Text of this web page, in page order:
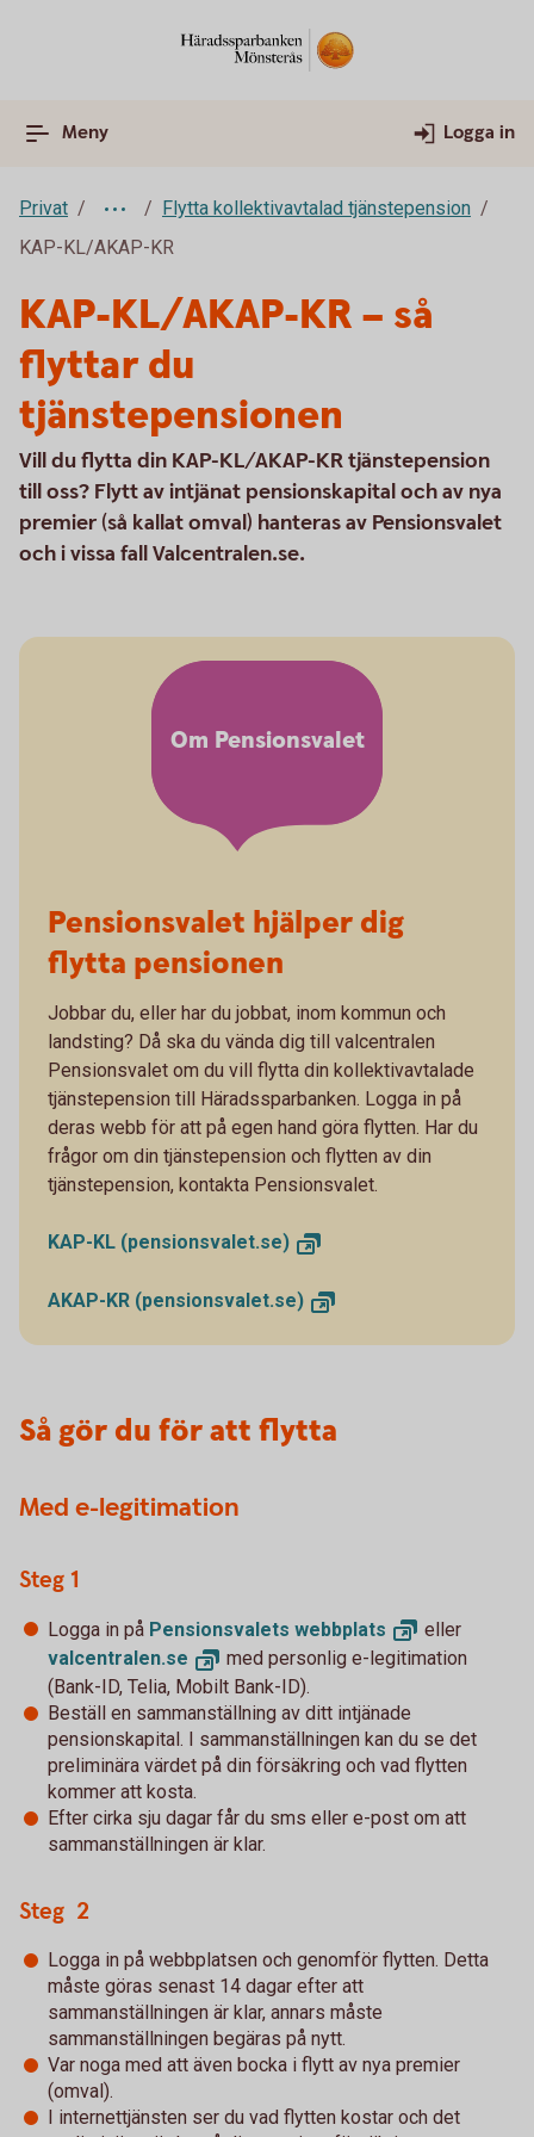
Meny Logga in
Privat
Flytta kollektivavtalad tjänstepension
KAP-KL/AKAP-KR
KAP-KL/AKAP-KR – så
flyttar du
tjänstepensionen
Vill du flytta din KAP-KL/AKAP-KR tjänstepension
till oss? Flytt av intjänat pensionskapital och av nya
premier (så kallat omval) hanteras av Pensionsvalet
och i vissa fall Valcentralen.se.
Om Pensionsvalet
Pensionsvalet hjälper dig
flytta pensionen
Jobbar du, eller har du jobbat, inom kommun och
landsting? Då ska du vända dig till valcentralen
Pensionsvalet om du vill flytta din kollektivavtalade
tjänstepension till Häradssparbanken. Logga in på
deras webb för att på egen hand göra flytten. Har du
frågor om din tjänstepension och flytten av din
tjänstepension, kontakta Pensionsvalet.
KAP-KL (pensionsvalet.se)
AKAP-KR (pensionsvalet.se)
Så gör du för att flytta
Med e-legitimation
Steg 1
Logga in på Pensionsvalets webbplats
eller
valcentralen.se
med personlig e-legitimation
(Bank-ID, Telia, Mobilt Bank-ID).
Beställ en sammanställning av ditt intjänade
pensionskapital. I sammanställningen kan du se det
preliminära värdet på din försäkring och vad flytten
kommer att kosta.
Efter cirka sju dagar får du sms eller e-post om att
sammanställningen är klar.
Steg 2
Logga in på webbplatsen och genomför flytten. Detta
måste göras senast 14 dagar efter att
sammanställningen är klar, annars måste
sammanställningen begäras på nytt.
Var noga med att även bocka i flytt av nya premier
(omval).
I internettjänsten ser du vad flytten kostar och det